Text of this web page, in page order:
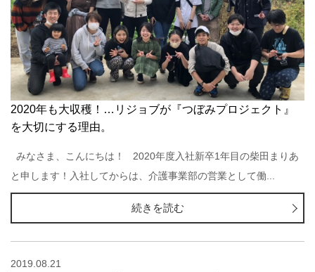
2020年も大収穫！…リジョブが『つぼみプロジェクト』
を大切にする理由。
みなさま、こんにちは！ 2020年度入社新卒1年目の柴田まりあ
と申します！入社してからは、介護事業部の営業として働...
続きを読む
2019.08.21